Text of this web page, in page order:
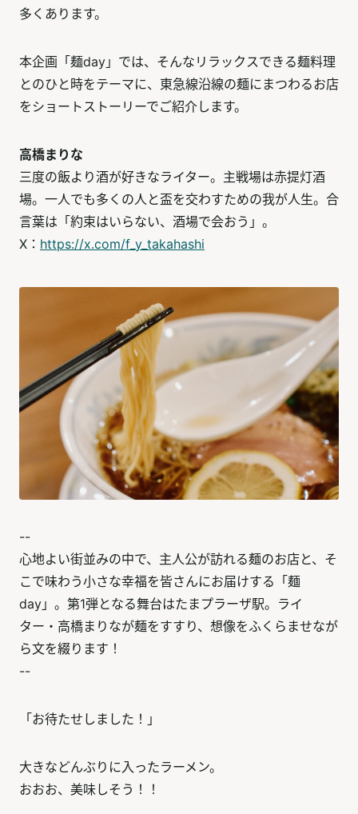
多くあります。
本企画「麺day」では、そんなリラックスできる麺料理
とのひと時をテーマに、東急線沿線の麺にまつわるお店
をショートストーリーでご紹介します。
高橋まりな
三度の飯より酒が好きなライター。主戦場は赤提灯酒
場。一人でも多くの人と盃を交わすための我が人生。合
言葉は「約束はいらない、酒場で会おう」。
X： https://x.com/f_y_takahashi
--
心地よい街並みの中で、主人公が訪れる麺のお店と、そ
こで味わう小さな幸福を皆さんにお届けする「麺
day」。第1弾となる舞台はたまプラーザ駅。ライ
ター・高橋まりなが麺をすすり、想像をふくらませなが
ら文を綴ります！
--
「お待たせしました！」
大きなどんぶりに入ったラーメン。
おおお、美味しそう！！